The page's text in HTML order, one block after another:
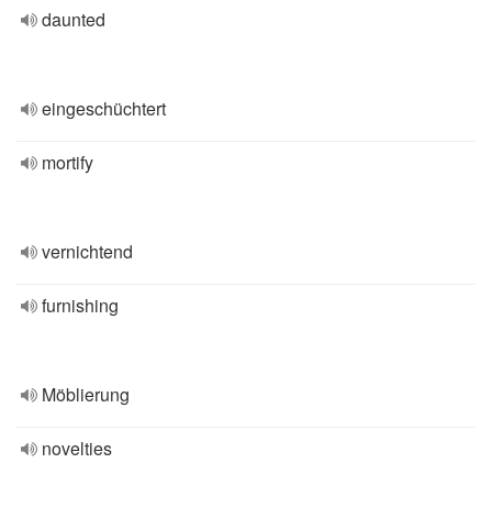
daunted
eingeschüchtert
mortify
vernichtend
furnishing
Möblierung
novelties